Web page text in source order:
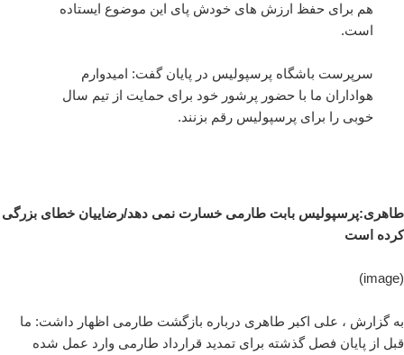
هم برای حفظ ارزش های خودش پای این موضوع ایستاده
است.
سرپرست باشگاه پرسپولیس در پایان گفت: امیدوارم
هواداران ما با حضور پرشور خود برای حمایت از تیم سال
خوبی را برای پرسپولیس رقم بزنند.
طاهری:پرسپولیس بابت طارمی خسارت نمی دهد/رضاییان خطای بزرگی
کرده است
(image)
به گزارش ، علی اکبر طاهری درباره بازگشت طارمی اظهار داشت: ما
قبل از پایان فصل گذشته برای تمدید قرارداد طارمی وارد عمل شده